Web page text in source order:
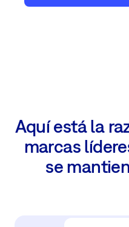
Aquí está la
marcas
se